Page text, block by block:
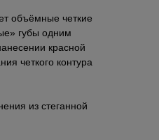
объёмные четкие
губы одним
красной
четкого контура
из стеганной